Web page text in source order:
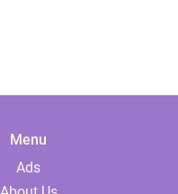
Menu
Ads